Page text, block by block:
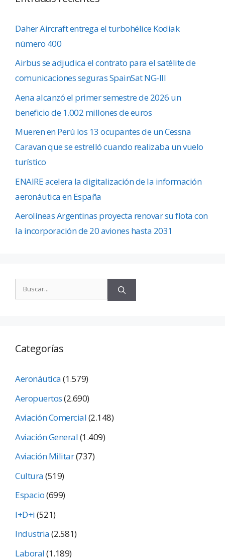
Daher Aircraft entrega el turbohélice Kodiak
número 400
Airbus se adjudica el contrato para el satélite de
comunicaciones seguras SpainSat NG-III
Aena alcanzó el primer semestre de 2026 un
beneficio de 1.002 millones de euros
Mueren en Perú los 13 ocupantes de un Cessna
Caravan que se estrelló cuando realizaba un vuelo
turístico
ENAIRE acelera la digitalización de la información
aeronáutica en España
Aerolíneas Argentinas proyecta renovar su flota con
la incorporación de 20 aviones hasta 2031
Categorías
Aeronáutica(1.579)
Aeropuertos(2.690)
Aviación Comercial(2.148)
Aviación General(1.409)
Aviación Militar(737)
Cultura(519)
Espacio(699)
I+D+i(521)
Industria(2.581)
Laboral(1.189)